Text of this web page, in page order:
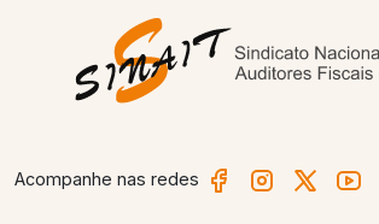
Acompanhe nas redes